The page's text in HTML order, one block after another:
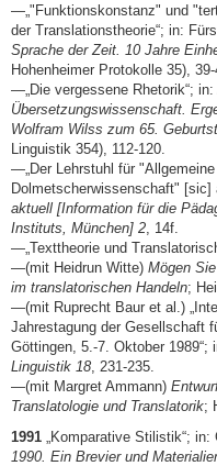
—„"Funktionskonstanz" und
der Translationstheorie“; in:
Sprache der Zeit. 10 Jahre
Hohenheimer Protokolle 35), 39-
—„Die vergessene Rhetorik“;
Übersetzungswissenschaft.
Wolfram Wilss zum 65.
Linguistik 354), 112-120.
—„Der Lehrstuhl für
Dolmetscherwissenschaft" [sic]
aktuell [Information für die
Instituts, München] 2 , 14f.
—„Texttheorie und
—(mit Heidrun Witte) Mögen
im translatorischen Handeln;
—(mit Ruprecht Baur et al.)
Jahrestagung der Gesellschaft
Göttingen, 5.-7. Oktober 1989“;
Linguistik 18 , 231-235.
—(mit Margret Ammann)
Translatologie und Translatorik;
1991 „Komparative Stilistik“;
1990. Ein Brevier und